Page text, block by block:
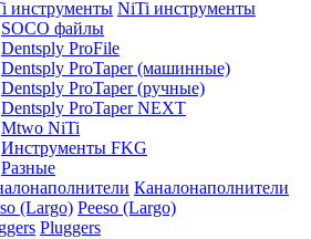
NiTi инструменты
SOCO файлы
Dentsply ProFile
Dentsply ProTaper (машинные)
Dentsply ProTaper (ручные)
Dentsply ProTaper NEXT
Mtwo NiTi
Инструменты FKG
Разные
Каналонаполнители
Peeso (Largo)
Pluggers